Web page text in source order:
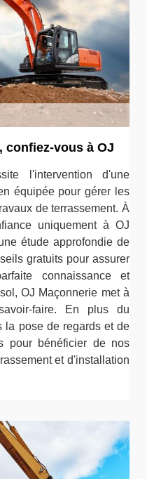
confiez-vous à OJ
l'intervention d'une
équipée pour gérer les
de terrassement. À
uniquement à OJ
étude approfondie de
gratuits pour assurer
connaissance et
OJ Maçonnerie met à
faire. En plus du
la pose de regards et de
pour bénéficier de nos
et d'installation